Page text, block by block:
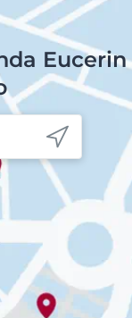
Eucerin